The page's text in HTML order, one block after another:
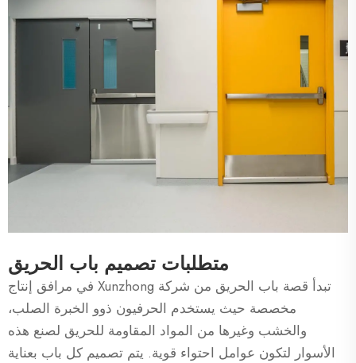
متطلبات تصميم باب الحريق
تبدأ قصة باب الحريق من شركة Xunzhong في مرافق إنتاج
مخصصة حيث يستخدم الحرفيون ذوو الخبرة الصلب،
والخشب وغيرها من المواد المقاومة للحريق لصنع هذه
الأسوار لتكون عوامل احتواء قوية. يتم تصميم كل باب بعناية